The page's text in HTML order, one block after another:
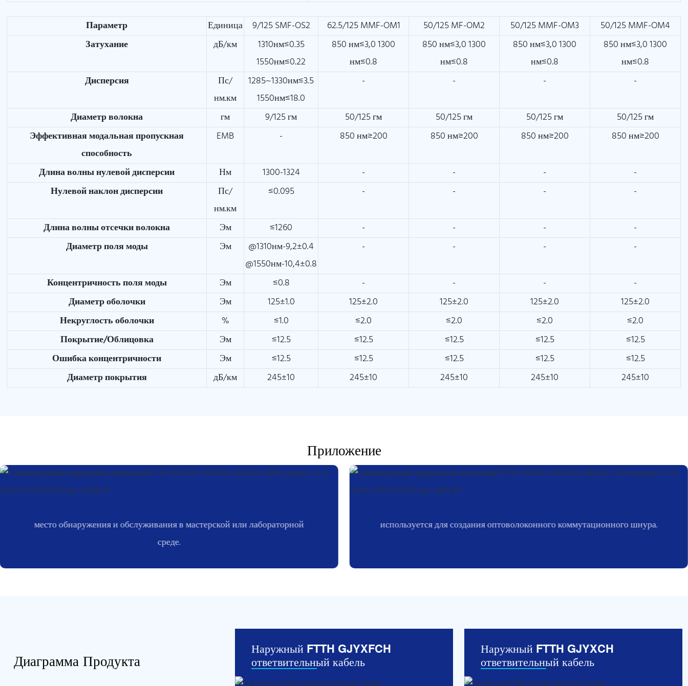
Параметр Единица 9/125 SMF-OS2 62.5/125 MMF-OM1 50/125 MF-OM2 50/125 MMF-OM3
50/125 MMF-OM4
Затухание
дБ/км
1310нм≤0.35
1550нм≤0.22
850 нм≤3,0 1300
нм≤0.8
850 нм≤3,0 1300
нм≤0.8
850 нм≤3,0 1300
нм≤0.8
850 нм≤3,0 1300
нм≤0.8
Дисперсия
Пс/
нм.км
1285~1330нм≤3.5
1550нм≤18.0
- - - -
Диаметр волокна гм 9/125 гм 50/125 гм 50/125 гм 50/125 гм
50/125 гм
Эффективная модальная пропускная
способность
EMB - 850 нм≥200 850 нм≥200 850 нм≥200 850 нм≥200
Длина волны нулевой дисперсии Нм 1300-1324 - - -
-
Нулевой наклон дисперсии
Пс/
нм.км
≤0.095 - - - -
Длина волны отсечки волокна Эм ≤1260 - - -
-
Диаметр поля моды
Эм
@1310нм-9,2±0.4
@1550нм-10,4±0.8
- - - -
Концентричность поля моды Эм ≤0.8 - - -
-
Диаметр оболочки
Эм 125±1.0 125±2.0 125±2.0 125±2.0
125±2.0
Некруглость оболочки
% ≤1.0 ≤2.0 ≤2.0 ≤2.0
≤2.0
Покрытие/Облицовка
Эм ≤12.5 ≤12.5 ≤12.5 ≤12.5
≤12.5
Ошибка концентричности
Эм ≤12.5 ≤12.5 ≤12.5 ≤12.5
≤12.5
Диаметр покрытия
дБ/км 245±10 245±10 245±10 245±10 245±10
Приложение
место обнаружения и обслуживания в мастерской или лабораторной
среде.
используется для создания оптоволоконного коммутационного шнура.
Диаграмма Продукта
Наружный FTTH GJYXFCH
ответвительный кабель
Наружный FTTH GJYXCH
ответвительный кабель